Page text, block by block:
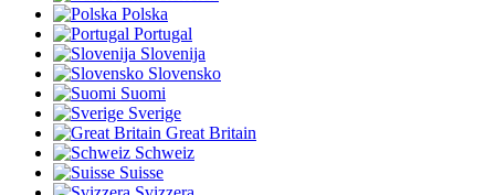
Polska
Portugal
Slovenija
Slovensko
Suomi
Sverige
Great Britain
Schweiz
Suisse